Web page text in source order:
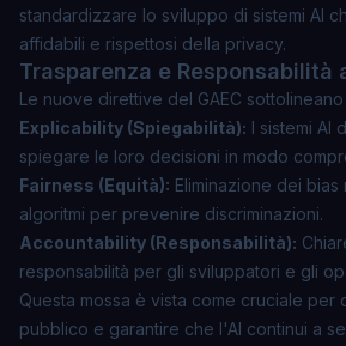
standardizzare lo sviluppo di sistemi AI
affidabili e rispettosi della privacy.
Trasparenza e Responsabilità
Le nuove direttive del GAEC
Explicability (Spiegabilità): I sistemi AI
spiegare le loro decisioni in modo
Fairness (Equità): Eliminazione dei
algoritmi per prevenire discriminazioni.
Accountability (Responsabilità):
responsabilità per gli sviluppatori e gli
Questa mossa è vista come cruciale per
pubblico e garantire che l'AI continui a